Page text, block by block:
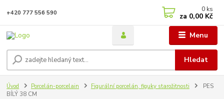
Menu
Hledat
+420 777 556 590 0 ks
za 0,00 Kč
Úvod Porcelán-porcelain Figurální porcelán, figuky starožitnosti
PES
BÍLÝ 38 CM